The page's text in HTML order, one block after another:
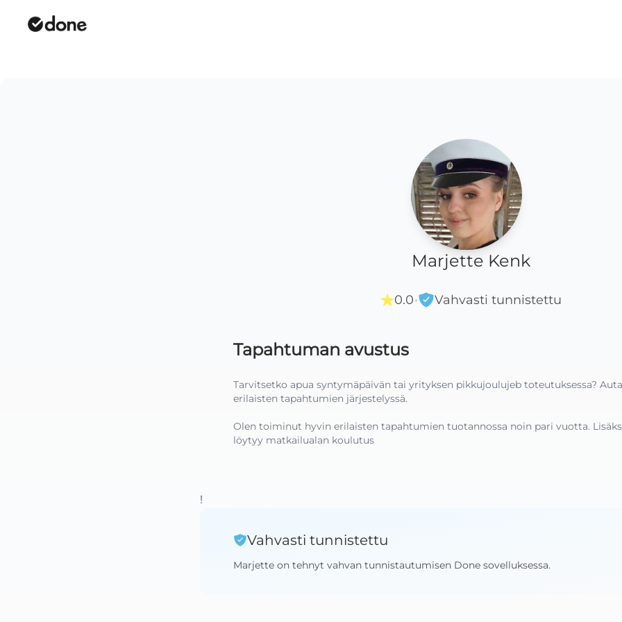
Marjette Kenk
0.0· Vahvasti tunnistettu
Tapahtuman avustus
Tarvitsetko apua syntymäpäivän tai yrityksen pikkujoulujeb toteutuksessa?
erilaisten tapahtumien järjestelyssä.
Olen toiminut hyvin erilaisten tapahtumien tuotannossa noin pari vuotta.
löytyy matkailualan koulutus
!
Vahvasti tunnistettu
Marjette on tehnyt vahvan tunnistautumisen Done sovelluksessa.